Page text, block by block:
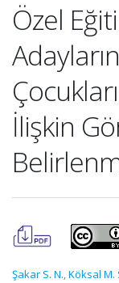
Özel
İlişkin
Şakar S. N.,Köksal M.